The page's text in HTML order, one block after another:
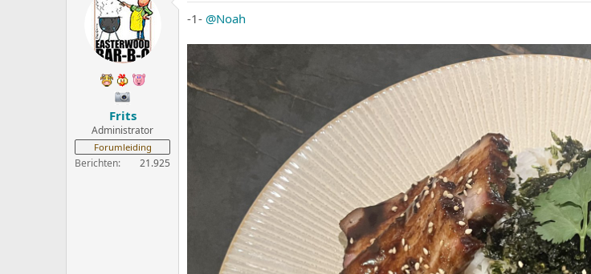
Frits
Administrator
Forumleiding
Berichten 21.925
-1- @Noah